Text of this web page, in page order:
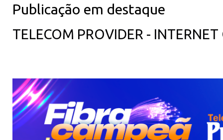
Publicação em destaque
TELECOM PROVIDER -